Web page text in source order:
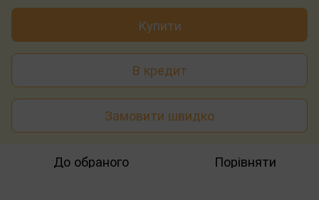
Купити
В кредит
Замовити швидко
До обраного Порівняти